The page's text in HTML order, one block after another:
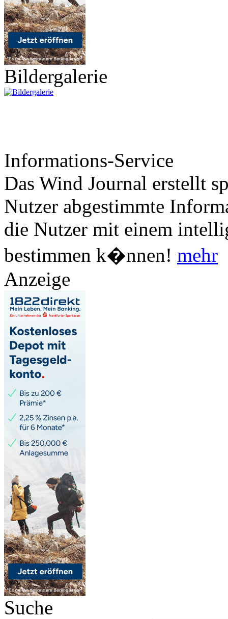
Bildergalerie
Informations-Service
Das Wind Journal erstellt
Nutzer abgestimmte
die Nutzer mit einem
bestimmen k�nnen! mehr
Anzeige
Suche